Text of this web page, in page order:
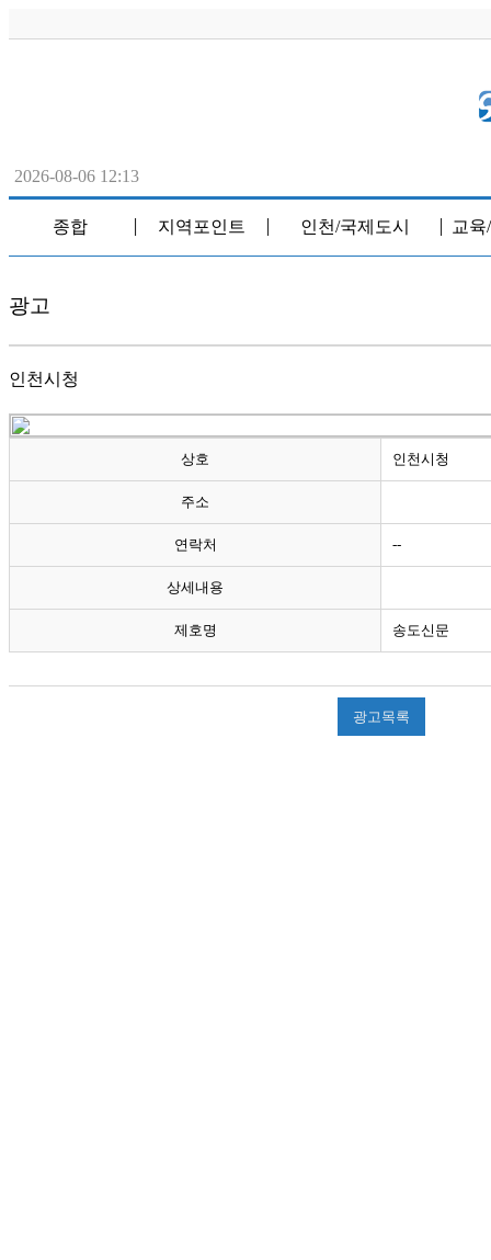
2026-08-06 12:13
종합 지역포인트 인천/국제도시 교
광고
인천시청
상호 인천시청
주소
연락처 --
상세내용
제호명 송도신문